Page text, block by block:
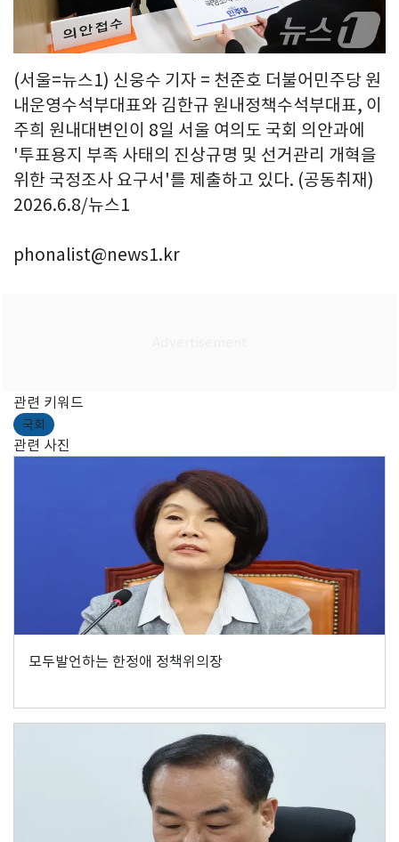
(서울=뉴스1) 신웅수 기자 = 천준호 더불어민주당 원
내운영수석부대표와 김한규 원내정책수석부대표, 이
주희 원내대변인이 8일 서울 여의도 국회 의안과에
'투표용지 부족 사태의 진상규명 및 선거관리 개혁을
위한 국정조사 요구서'를 제출하고 있다. (공동취재)
2026.6.8/뉴스1
phonalist@news1.kr
관련 키워드
국회
관련 사진
모두발언하는 한정애 정책위의장